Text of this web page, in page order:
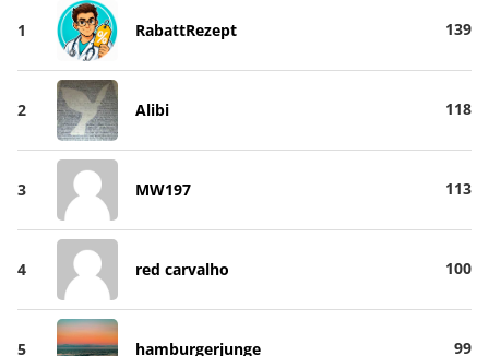
1 RabattRezept 139
2 Alibi 118
3 MW197 113
4 red carvalho 100
5 hamburgerjunge 99